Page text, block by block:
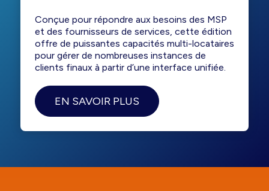
Conçue pour répondre aux besoins des MSP
et des fournisseurs de services, cette édition
offre de puissantes capacités multi-locataires
pour gérer de nombreuses instances de
clients finaux à partir d’une interface unifiée.
EN SAVOIR PLUS